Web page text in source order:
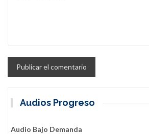
Audios Progreso
Audio Bajo Demanda